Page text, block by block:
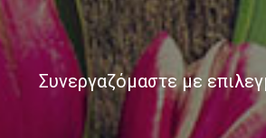
Συνεργαζόμαστε με